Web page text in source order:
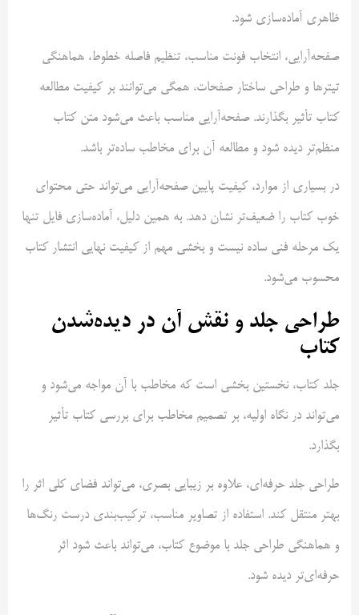
ظاهری آماده‌سازی شود.
صفحه‌آرایی، انتخاب فونت مناسب، تنظیم فاصله خطوط، هماهنگی
تیترها و طراحی ساختار صفحات، همگی می‌توانند بر کیفیت مطالعه
کتاب تأثیر بگذارند. صفحه‌آرایی مناسب باعث می‌شود متن کتاب
منظم‌تر دیده شود و مطالعه آن برای مخاطب ساده‌تر باشد.
در بسیاری از موارد، کیفیت پایین صفحه‌آرایی می‌تواند حتی محتوای
خوب کتاب را ضعیف‌تر نشان دهد. به همین دلیل، آماده‌سازی فایل تنها
یک مرحله فنی ساده نیست و بخشی مهم از کیفیت نهایی انتشار کتاب
محسوب می‌شود.
طراحی جلد و نقش آن در دیده‌شدن
کتاب
جلد کتاب، نخستین بخشی است که مخاطب با آن مواجه می‌شود و
می‌تواند در نگاه اولیه، بر تصمیم مخاطب برای بررسی کتاب تأثیر
بگذارد.
طراحی جلد حرفه‌ای، علاوه بر زیبایی بصری، می‌تواند فضای کلی اثر را
بهتر منتقل کند. استفاده از تصاویر مناسب، ترکیب‌بندی درست رنگ‌ها
و هماهنگی طراحی جلد با موضوع کتاب، می‌تواند باعث شود اثر
حرفه‌ای‌تر دیده شود.